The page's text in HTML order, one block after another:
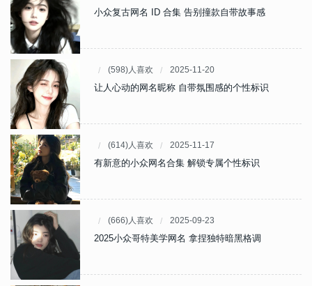
小众复古网名 ID 合集 告别撞款自带故事感
(598)人喜欢 2025-11-20
让人心动的网名昵称 自带氛围感的个性标识
(614)人喜欢 2025-11-17
有新意的小众网名合集 解锁专属个性标识
(666)人喜欢 2025-09-23
2025小众哥特美学网名 拿捏独特暗黑格调